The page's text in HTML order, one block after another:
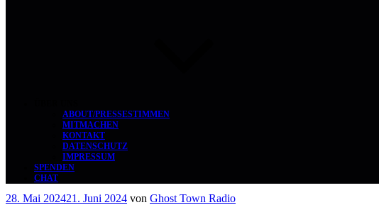
ABOUT/PRESSESTIMMEN
MITMACHEN
KONTAKT
DATENSCHUTZ
IMPRESSUM
SPENDEN
CHAT
Veröffentlicht
28. Mai 202421. Juni 2024 von Ghost Town Radio